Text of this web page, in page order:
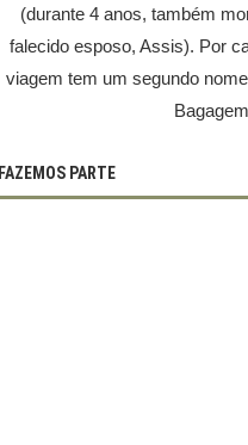
(durante 4 anos, também
falecido esposo, Assis). Por
viagem tem um segundo
FAZEMOS PARTE